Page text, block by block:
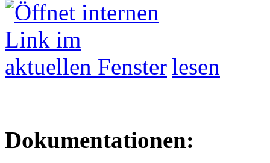
lesen
Dokumentationen: